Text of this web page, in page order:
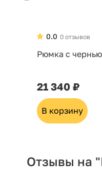
0 отзывов
0.0
Рюмка с
21 340 ₽
В корзину
Отзывы на